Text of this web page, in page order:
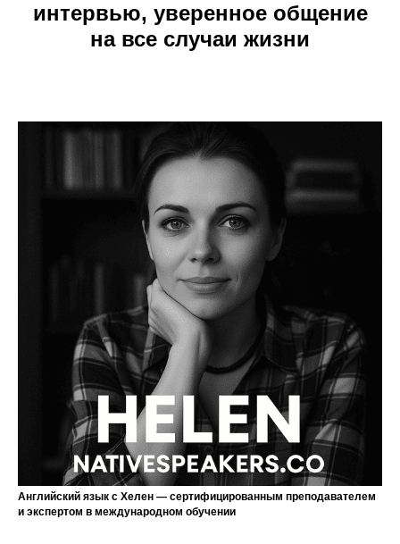
интервью, уверенное общение
на все случаи жизни
Английский язык с Хелен — сертифицированным преподавателем
и экспертом в международном обучении